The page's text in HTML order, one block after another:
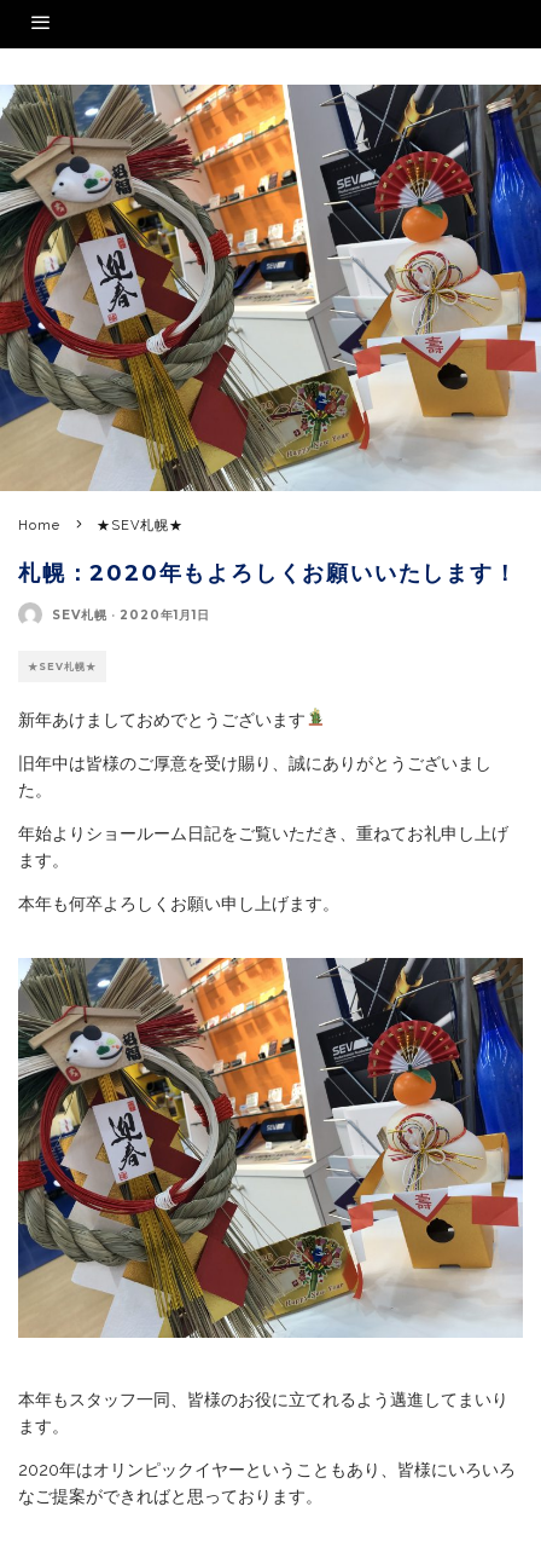
Home ★SEV札幌★
札幌：2020年もよろしくお願いいたします！
SEV札幌 · 2020年1月1日
★SEV札幌★
新年あけましておめでとうございます
旧年中は皆様のご厚意を受け賜り、誠にありがとうございまし
た。
年始よりショールーム日記をご覧いただき、重ねてお礼申し上げ
ます。
本年も何卒よろしくお願い申し上げます。
本年もスタッフ一同、皆様のお役に立てれるよう邁進してまいり
ます。
2020年はオリンピックイヤーということもあり、皆様にいろいろ
なご提案ができればと思っております。